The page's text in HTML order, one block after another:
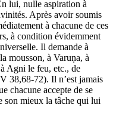
lui, nulle aspiration à
Après avoir soumis
à chacune de ces
à condition évidemment
Il demande à
mousson, à Varuṇa, à
Agni le feu, etc., de
38,68-72). Il n’est jamais
chacune accepte de se
son mieux la tâche qui lui